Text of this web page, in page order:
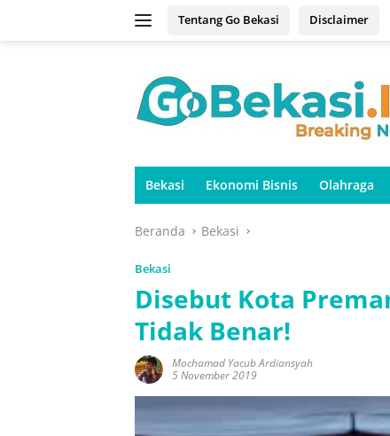
Tentang Go Bekasi Disclaimer
Bekasi Ekonomi Bisnis Olahraga
Beranda Bekasi
Bekasi
Disebut Kota
Tidak Benar!
Mochamad Yacub Ardiansyah
5 November 2019